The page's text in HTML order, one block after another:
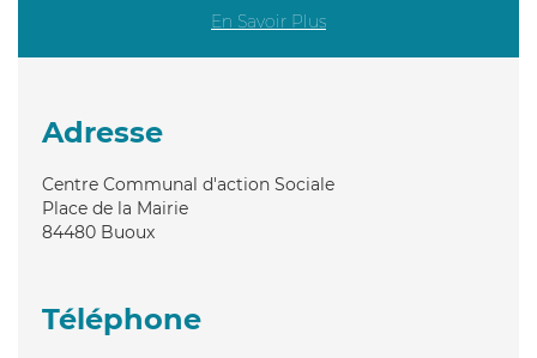
En Savoir Plus
Adresse
Centre Communal d'action Sociale
Place de la Mairie
84480 Buoux
Téléphone